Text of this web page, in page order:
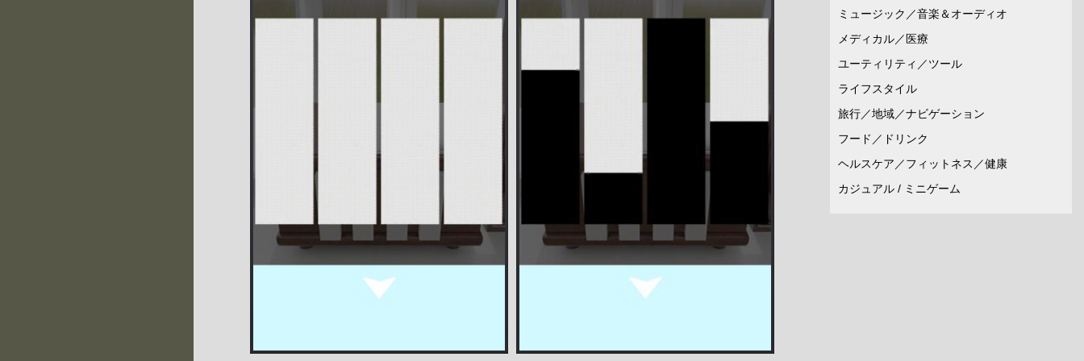
ミュージック／音楽＆オーディオ
メディカル／医療
ユーティリティ／ツール
ライフスタイル
旅行／地域／ナビゲーション
フード／ドリンク
ヘルスケア／フィットネス／健康
カジュアル / ミニゲーム